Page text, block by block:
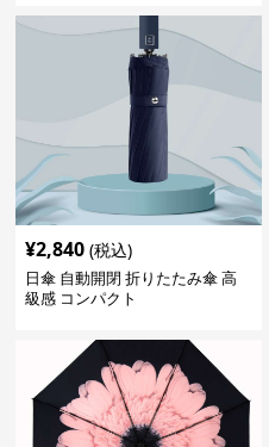
¥2,840 (税込)
日傘 自動開閉 折りたたみ傘 高
級感 コンパクト